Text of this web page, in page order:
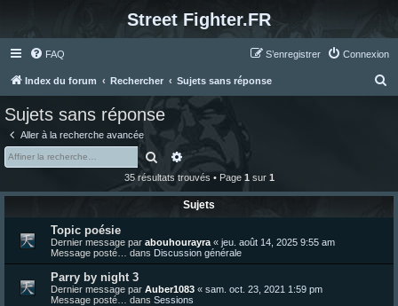
Street Fighter.FR
FAQ Connexion
S’enregistrer
Index du forum Rechercher Sujets sans réponse
Sujets sans réponse
Aller à la recherche avancée
RechercherRecherche avancée
35 résultats trouvés • Page 1 sur 1
Sujets
Topic poésie
Dernier message par abouhourayra « jeu. août 14, 2025 9:55 am
Message posté… dans Discussion générale
Parry by night 3
Dernier message par Auber1083 « sam. oct. 23, 2021 1:59 pm
Message posté… dans Sessions